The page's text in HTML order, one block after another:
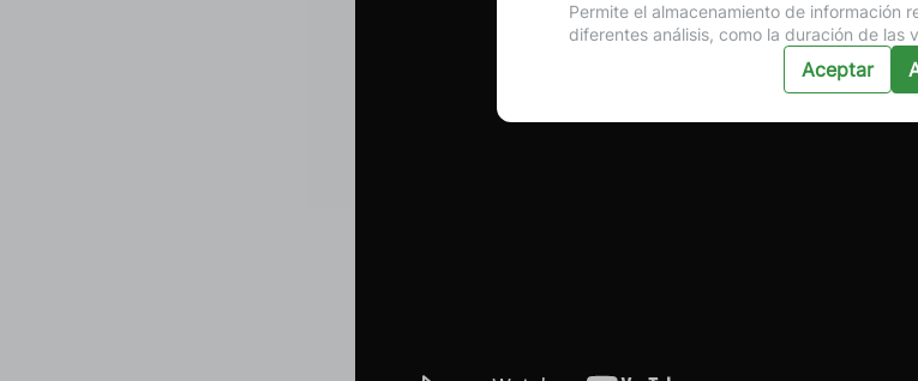
Permite el almacenamiento de información
diferentes análisis, como la duración de las
Aceptar